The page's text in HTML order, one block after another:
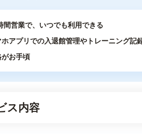
間営業で、いつでも利用できる
ホアプリでの入退館管理やトレーニング記
お手頃
ス内容